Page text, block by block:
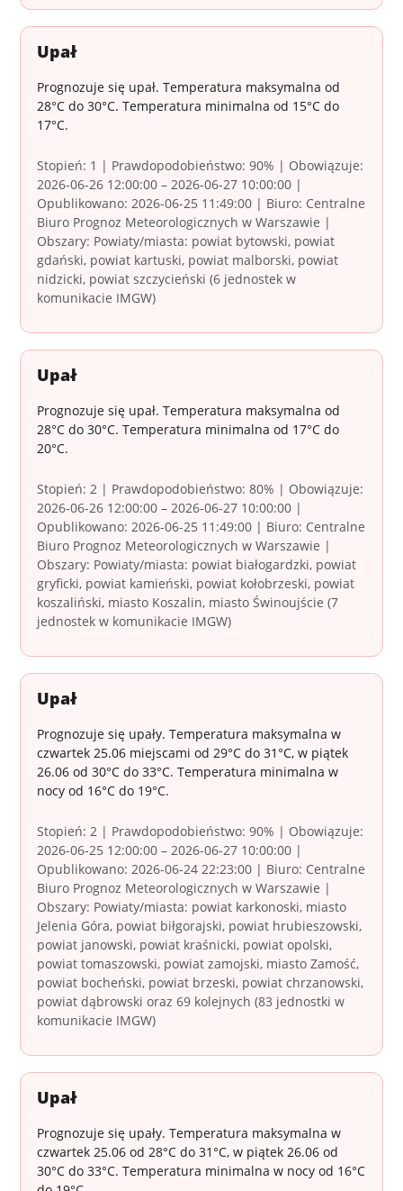
Upał
Prognozuje się upał. Temperatura maksymalna od
28°C do 30°C. Temperatura minimalna od 15°C do
17°C.
Stopień: 1 | Prawdopodobieństwo: 90% | Obowiązuje:
2026-06-26 12:00:00 – 2026-06-27 10:00:00 |
Opublikowano: 2026-06-25 11:49:00 | Biuro: Centralne
Biuro Prognoz Meteorologicznych w Warszawie |
Obszary: Powiaty/miasta: powiat bytowski, powiat
gdański, powiat kartuski, powiat malborski, powiat
nidzicki, powiat szczycieński (6 jednostek w
komunikacie IMGW)
Upał
Prognozuje się upał. Temperatura maksymalna od
28°C do 30°C. Temperatura minimalna od 17°C do
20°C.
Stopień: 2 | Prawdopodobieństwo: 80% | Obowiązuje:
2026-06-26 12:00:00 – 2026-06-27 10:00:00 |
Opublikowano: 2026-06-25 11:49:00 | Biuro: Centralne
Biuro Prognoz Meteorologicznych w Warszawie |
Obszary: Powiaty/miasta: powiat białogardzki, powiat
gryficki, powiat kamieński, powiat kołobrzeski, powiat
koszaliński, miasto Koszalin, miasto Świnoujście (7
jednostek w komunikacie IMGW)
Upał
Prognozuje się upały. Temperatura maksymalna w
czwartek 25.06 miejscami od 29°C do 31°C, w piątek
26.06 od 30°C do 33°C. Temperatura minimalna w
nocy od 16°C do 19°C.
Stopień: 2 | Prawdopodobieństwo: 90% | Obowiązuje:
2026-06-25 12:00:00 – 2026-06-27 10:00:00 |
Opublikowano: 2026-06-24 22:23:00 | Biuro: Centralne
Biuro Prognoz Meteorologicznych w Warszawie |
Obszary: Powiaty/miasta: powiat karkonoski, miasto
Jelenia Góra, powiat biłgorajski, powiat hrubieszowski,
powiat janowski, powiat kraśnicki, powiat opolski,
powiat tomaszowski, powiat zamojski, miasto Zamość,
powiat bocheński, powiat brzeski, powiat chrzanowski,
powiat dąbrowski oraz 69 kolejnych (83 jednostki w
komunikacie IMGW)
Upał
Prognozuje się upały. Temperatura maksymalna w
czwartek 25.06 od 28°C do 31°C, w piątek 26.06 od
30°C do 33°C. Temperatura minimalna w nocy od 16°C